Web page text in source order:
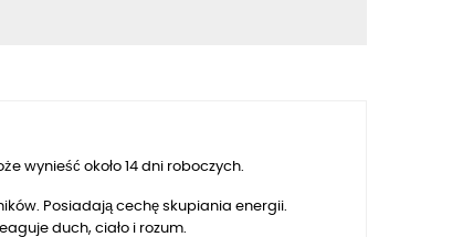
wynieść około 14 dni roboczych.
Posiadają cechę skupiania energii.
duch, ciało i rozum.